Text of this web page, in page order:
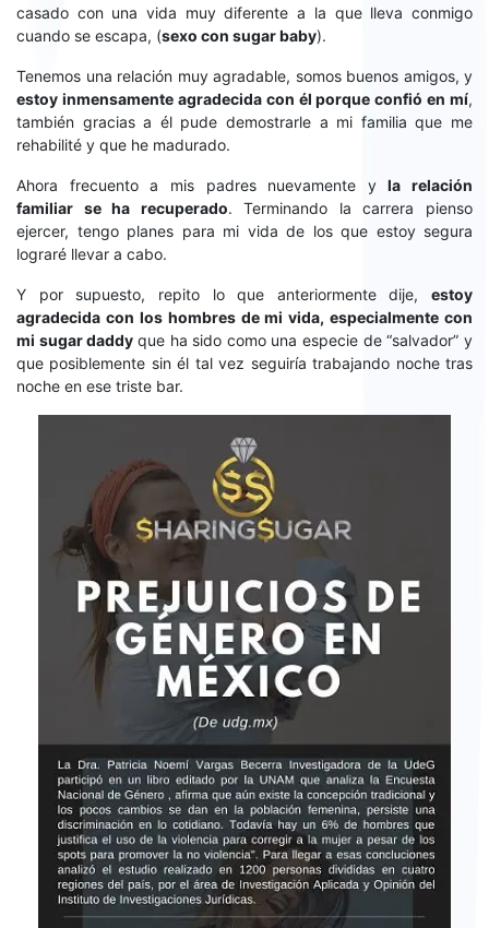
casado con una vida muy diferente a la que lleva conmigo
cuando se escapa, (sexo con sugar baby).
Tenemos una relación muy agradable, somos buenos amigos, y
estoy inmensamente agradecida con él porque confió en mí,
también gracias a él pude demostrarle a mi familia que me
rehabilité y que he madurado.
Ahora frecuento a mis padres nuevamente yla relación
familiar se ha recuperado. Terminando la carrera pienso
ejercer, tengo planes para mi vida de los que estoy segura
lograré llevar a cabo.
Y por supuesto, repito lo que anteriormente dije, estoy
agradecida con los hombres de mi vida, especialmente con
mi sugar daddy que ha sido como una especie de “salvador” y
que posiblemente sin él tal vez seguiría trabajando noche tras
noche en ese triste bar.